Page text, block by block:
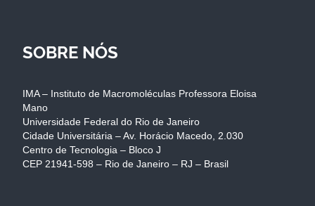
SOBRE NÓS
IMA – Instituto de Macromoléculas Professora Eloisa
Mano
Universidade Federal do Rio de Janeiro
Cidade Universitária – Av. Horácio Macedo, 2.030
Centro de Tecnologia – Bloco J
CEP 21941-598 – Rio de Janeiro – RJ – Brasil